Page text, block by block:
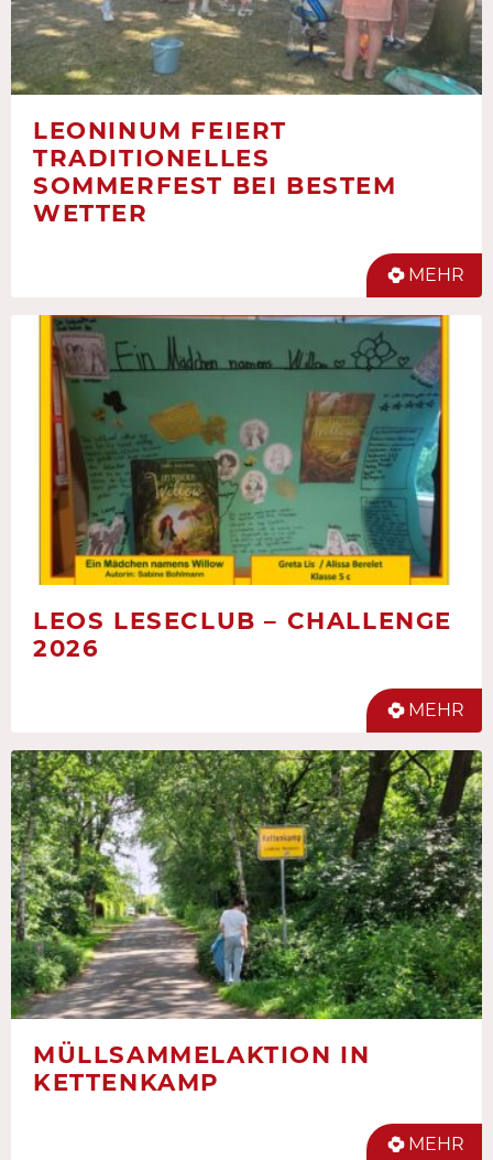
LEONINUM FEIERT
TRADITIONELLES
SOMMERFEST BEI BESTEM
WETTER
MEHR
LEOS LESECLUB – CHALLENGE
2026
MEHR
MÜLLSAMMELAKTION IN
KETTENKAMP
MEHR